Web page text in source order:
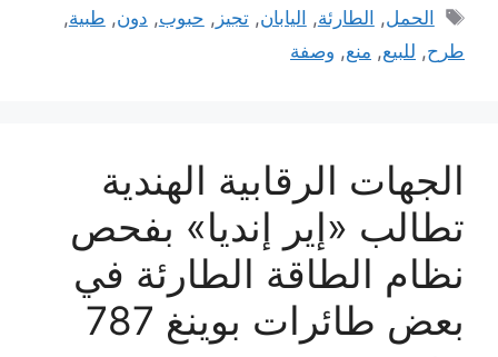
الوسوم
الحمل, الطارئة, اليابان,تجيز , حبوب, دون, طبية,
طرح, للبيع, منع, وصفة
الجهات الرقابية الهندية
تطالب «إير إنديا» بفحص
نظام الطاقة الطارئة في
بعض طائرات بوينغ 787